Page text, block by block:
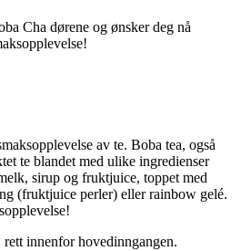
Cha dørene og ønsker deg nå
av te. Boba tea, også
te blandet med ulike ingredienser
sirup og fruktjuice, toppet med
(fruktjuice perler) eller rainbow gelé.
innenfor hovedinngangen.